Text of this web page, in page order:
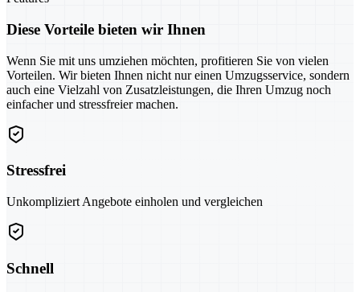
Diese Vorteile bieten wir Ihnen
Wenn Sie mit uns umziehen möchten, profitieren Sie von vielen
Vorteilen. Wir bieten Ihnen nicht nur einen Umzugsservice, sondern
auch eine Vielzahl von Zusatzleistungen, die Ihren Umzug noch
einfacher und stressfreier machen.
Stressfrei
Unkompliziert Angebote einholen und vergleichen
Schnell